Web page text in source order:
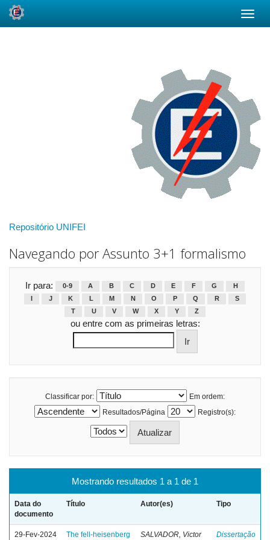
Repositório UNIFEI
Navegando por Assunto 3+1 formalismo
Ir para: 0-9 A B C D E F G
H
J K L M N O P Q R
S
T
U V W X Y Z
ou entre com as primeiras letras:
Classificar por:
Em ordem:
Resultados/Página
Registro(s):
Mostrando resultados 1 a 1 de 1
Data do
documento
Título Autor(es) Tipo
29-Fev-2024 The fell-heisenberg SALVADOR, Victor Dissertação